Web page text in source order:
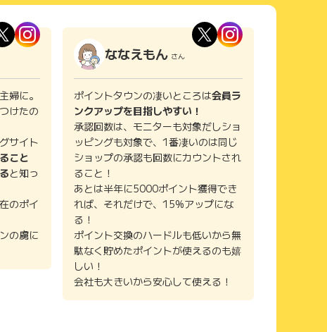
婦に。
けたの
サイト
こと
と知っ
のポイ
の虜に
ななえもん さん
ポイントタウンの凄いところは会員ラ
ンクアップを目指しやすい！
承認回数は、モニターも対象だしショ
ッピングも対象で、1番凄いのは同じ
ショップの承認も回数にカウントされ
ること！
あとは半年に5000ポイント獲得でき
れば、それだけで、15%アップにな
る！
ポイント交換のハードルも低いから無
駄なく貯めたポイントが使えるのも嬉
しい！
会社も大きいから安心して使える！